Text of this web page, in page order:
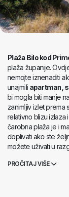
Plaža Bilo kod
plaža županije.
nemojte iznenaditi
unajmili apartman,
bi mogla biti manje
zanimljiv izlet prema
relativno blizu izlaza
čarobna plaža je i
doplivati ako ste
možete uživati u
zaštitu od sunca sa
PROČITAJ VIŠE